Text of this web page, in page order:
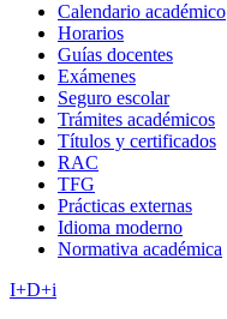
Calendario académico
Horarios
Guías docentes
Exámenes
Seguro escolar
Trámites académicos
Títulos y certificados
RAC
TFG
Prácticas externas
Idioma moderno
Normativa académica
I+D+i